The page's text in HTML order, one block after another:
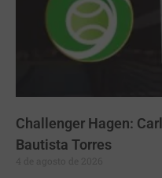
Challenger Hagen:
Bautista Torres